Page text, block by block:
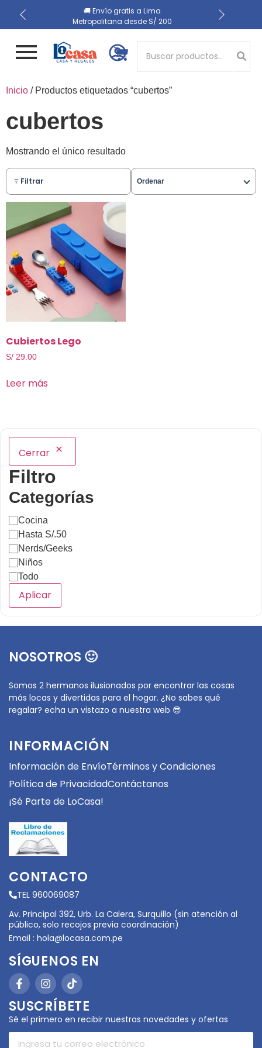
🚚 Envío gratis a Lima
Metropolitana desde S/ 200
🔒 Compra 100% segura
📍 Recojo en almacén el
mismo día
Button 1
Button 2
Inicio / Productos etiquetados “cubertos”
cubertos
Mostrando el único resultado
Filtrar Ordenar
Cubiertos Lego
S/ 29.00
Leer más
Cerrar
Filtro
Categorías
Cocina
Hasta S/.50
Nerds/Geeks
Niños
Todo
Aplicar
NOSOTROS 🙂
Somos 2 hermanos ilusionados por encontrar las cosas
más locas y divertidas para el hogar. ¿No sabes qué
regalar? echa un vistazo a nuestra web 😎
INFORMACIÓN
Información de EnvíoTérminos y Condiciones
Política de PrivacidadContáctanos
¡Sé Parte de LoCasa!
CONTACTO
TEL 960069087
Av. Principal 392, Urb. La Calera, Surquillo (sin atención al
público, solo recojos previa coordinación)
Email : hola@locasa.com.pe
SÍGUENOS EN
SUSCRÍBETE
Sé el primero en recibir nuestras novedades y ofertas